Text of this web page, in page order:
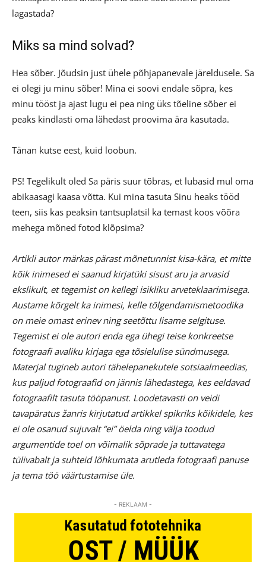
lagastada?
Miks sa mind solvad?
Hea sõber. Jõudsin just ühele põhjapanevale järeldusele. Sa
ei olegi ju minu sõber! Mina ei soovi endale sõpra, kes
minu tööst ja ajast lugu ei pea ning üks tõeline sõber ei
peaks kindlasti oma lähedast proovima ära kasutada.
Tänan kutse eest, kuid loobun.
PS! Tegelikult oled Sa päris suur tõbras, et lubasid mul oma
abikaasagi kaasa võtta. Kui mina tasuta Sinu heaks tööd
teen, siis kas peaksin tantsuplatsil ka temast koos võõra
mehega mõned fotod klõpsima?
Artikli autor märkas pärast mõnetunnist kisa-kära, et mitte
kõik inimesed ei saanud kirjatüki sisust aru ja arvasid
ekslikult, et tegemist on kellegi isikliku arveteklaarimisega.
Austame kõrgelt ka inimesi, kelle tõlgendamismetoodika
on meie omast erinev ning seetõttu lisame selgituse.
Tegemist ei ole autori enda ega ühegi teise konkreetse
fotograafi avaliku kirjaga ega tõsielulise sündmusega.
Materjal tugineb autori tähelepanekutele sotsiaalmeedias,
kus paljud fotograafid on jännis lähedastega, kes eeldavad
fotograafilt tasuta tööpanust. Loodetavasti on veidi
tavapäratus žanris kirjutatud artikkel spikriks kõikidele, kes
ei ole osanud sujuvalt “ei” öelda ning välja toodud
argumentide toel on võimalik sõprade ja tuttavatega
tülivabalt ja suhteid lõhkumata arutleda fotograafi panuse
ja tema töö väärtustamise üle.
- REKLAAM -